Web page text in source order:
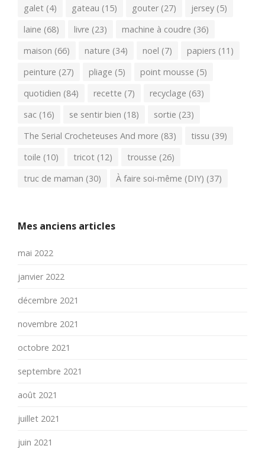
galet (4) gateau (15) gouter (27) jersey (5)
laine (68) livre (23) machine à coudre (36)
maison (66) nature (34) noel (7) papiers (11)
peinture (27) pliage (5) point mousse (5)
quotidien (84) recette (7) recyclage (63)
sac (16) se sentir bien (18) sortie (23)
The Serial Crocheteuses And more (83) tissu (39)
toile (10) tricot (12) trousse (26)
truc de maman (30) À faire soi-même (DIY) (37)
Mes anciens articles
mai 2022
janvier 2022
décembre 2021
novembre 2021
octobre 2021
septembre 2021
août 2021
juillet 2021
juin 2021